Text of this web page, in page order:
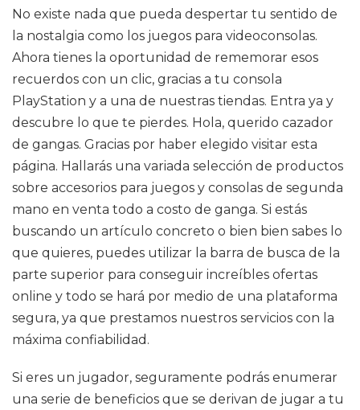
No existe nada que pueda despertar tu sentido de
la nostalgia como los juegos para videoconsolas.
Ahora tienes la oportunidad de rememorar esos
recuerdos con un clic, gracias a tu consola
PlayStation y a una de nuestras tiendas. Entra ya y
descubre lo que te pierdes. Hola, querido cazador
de gangas. Gracias por haber elegido visitar esta
página. Hallarás una variada selección de productos
sobre accesorios para juegos y consolas de segunda
mano en venta todo a costo de ganga. Si estás
buscando un artículo concreto o bien bien sabes lo
que quieres, puedes utilizar la barra de busca de la
parte superior para conseguir increíbles ofertas
online y todo se hará por medio de una plataforma
segura, ya que prestamos nuestros servicios con la
máxima confiabilidad.
Si eres un jugador, seguramente podrás enumerar
una serie de beneficios que se derivan de jugar a tu